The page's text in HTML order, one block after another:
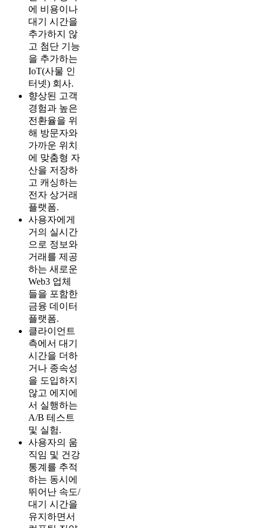
에 비용이나
대기 시간을
추가하지 않
고 첨단 기능
을 추가하는
IoT(사물 인
터넷) 회사.
향상된 고객
경험과 높은
전환율을 위
해 방문자와
가까운 위치
에 맞춤형 자
산을 저장하
고 캐싱하는
전자 상거래
플랫폼.
사용자에게
거의 실시간
으로 정보와
거래를 제공
하는 새로운
Web3 업체
들을 포함한
금융 데이터
플랫폼.
클라이언트
측에서 대기
시간을 더하
거나 종속성
을 도입하지
않고 에지에
서 실행하는
A/B 테스트
및 실험.
사용자의 움
직임 및 건강
통계를 추적
하는 동시에
뛰어난 속도/
대기 시간을
유지하면서